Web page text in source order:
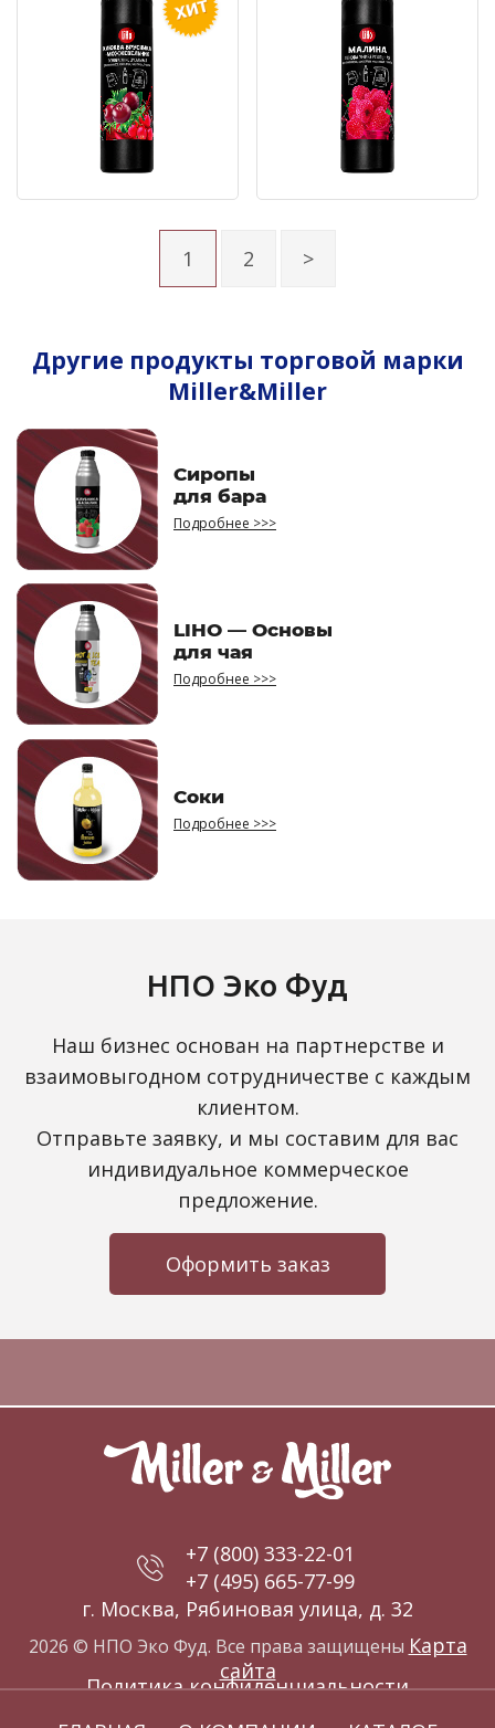
1 2 >
Другие продукты торговой марки
Miller&Miller
Сиропы
для бара
Подробнее >>>
LIHO — Основы
для чая
Подробнее >>>
Соки
Подробнее >>>
НПО Эко Фуд
Наш бизнес основан на партнерстве и
взаимовыгодном сотрудничестве с каждым
клиентом.
Отправьте заявку, и мы составим для вас
индивидуальное коммерческое
предложение.
Оформить заказ
+7 (800) 333-22-01
+7 (495) 665-77-99
г. Москва, Рябиновая улица, д. 32
Политика конфиденциальности
2026 © НПО Эко Фуд. Все права защищены Карта
сайта